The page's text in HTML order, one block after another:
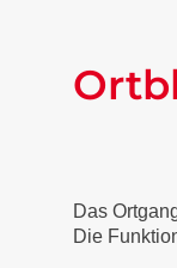
Das
Die